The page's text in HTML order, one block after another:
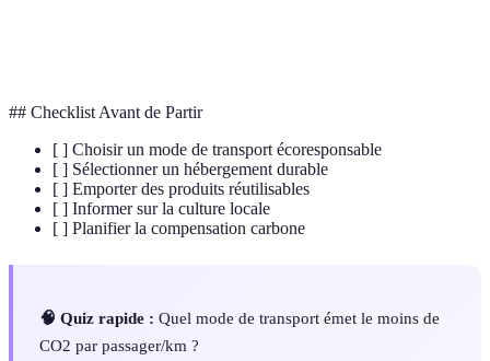
## Checklist Avant de Partir
[ ] Choisir un mode de transport écoresponsable
[ ] Sélectionner un hébergement durable
[ ] Emporter des produits réutilisables
[ ] Informer sur la culture locale
[ ] Planifier la compensation carbone
🧠 Quiz rapide : Quel mode de transport émet le moins de
CO2 par passager/km ?